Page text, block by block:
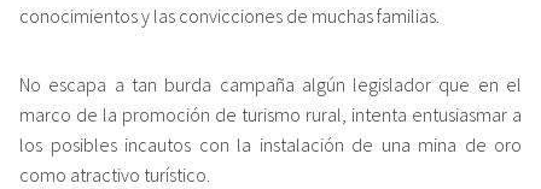
conocimientos y las convicciones de muchas familias.
No escapa a tan burda campaña algún legislador que en el
marco de la promoción de turismo rural, intenta entusiasmar a
los posibles incautos con la instalación de una mina de oro
como atractivo turístico.